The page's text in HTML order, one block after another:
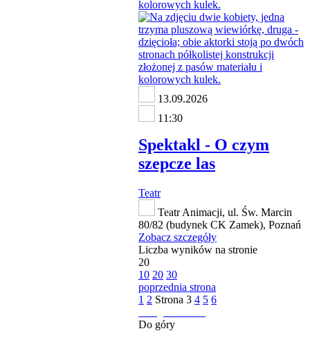
13.09.2026
11:30
Spektakl - O czym
szepcze las
Teatr
Teatr Animacji, ul. Św. Marcin
80/82 (budynek CK Zamek), Poznań
Zobacz szczegóły
Liczba wyników na stronie
20
10 20 30
poprzednia strona
1 2 Strona 3 4 5 6
Do góry